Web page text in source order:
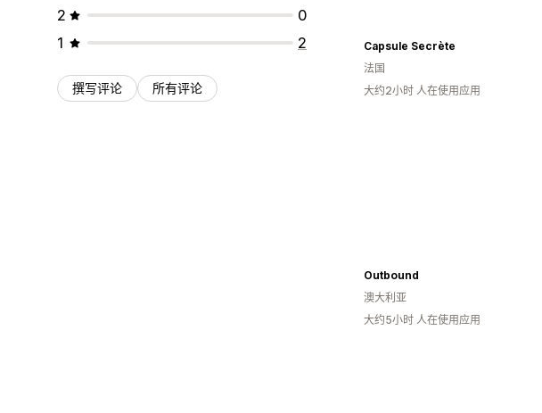
2
0
1
2
撰写评论 所有评论
Capsule Secrète
法国
大约2小时 人在使用应用
Outbound
澳大利亚
大约5小时 人在使用应用